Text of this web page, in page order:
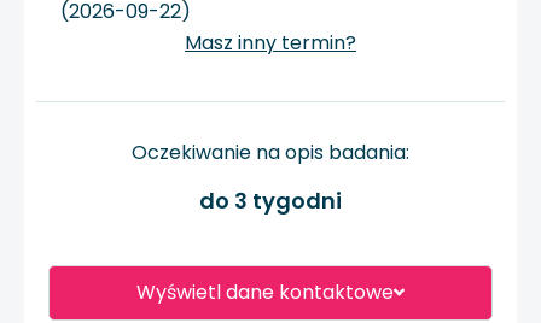
Wyświetl dane kontaktowe
(2026-09-22)
Masz inny termin?
Oczekiwanie na opis badania:
do 3 tygodni